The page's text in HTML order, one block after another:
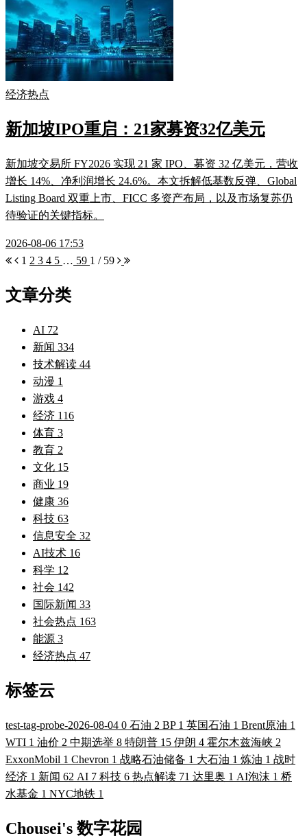
经济热点
新加坡IPO重启：21家募资32亿美元
新加坡交易所 FY2026 实现 21 家 IPO、募资 32 亿美元，营收
增长 14%、净利润增长 24.6%。本文拆解低基数反弹、Global
Listing Board 双重上市、FICC 多资产布局，以及市场复苏仍
待验证的关键指标。
2026-08-06 17:53
1 2 3 4 5 … 59 1 / 59
文章分类
AI 72
新闻 334
技术解读 44
动漫 1
游戏 4
经济 116
体育 3
教育 2
文化 15
商业 19
健康 36
科技 63
信息安全 32
AI技术 16
科学 12
社会 142
国际新闻 33
社会热点 163
能源 3
经济热点 47
标签云
test-tag-probe-2026-08-04 0 石油 2 BP 1 英国石油 1 Brent原油 1
WTI 1 油价 2 中期选举 8 特朗普 15 伊朗 4 霍尔木兹海峡 2
ExxonMobil 1 Chevron 1 战略石油储备 1 大石油 1 炼油 1 战时
经济 1 新闻 62 AI 7 科技 6 热点解读 71 达里奥 1 AI泡沫 1 桥
水基金 1 NYC地铁 1
Chousei's 数字花园